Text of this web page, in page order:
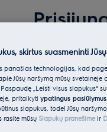
skirtus suasmeninti
panašias technologijas, kad
Jūsų naršymą mūsų
„Leisti visus slapukus“
pritaikyti ypatingus pasiūlymus
slapukus, todėl Jūsų
mūsų Slapukų pranešimeir